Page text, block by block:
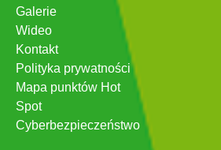
Galerie
Wideo
Kontakt
Polityka prywatności
Mapa punktów Hot
Spot
Cyberbezpieczeństwo